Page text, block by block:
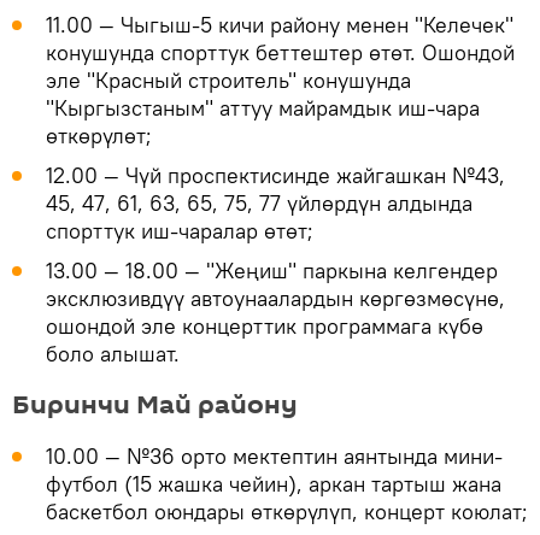
11.00 — Чыгыш-5 кичи району менен "Келечек"
конушунда спорттук беттештер өтөт. Ошондой
эле "Красный строитель" конушунда
"Кыргызстаным" аттуу майрамдык иш-чара
өткөрүлөт;
12.00 — Чүй проспектисинде жайгашкан №43,
45, 47, 61, 63, 65, 75, 77 үйлөрдүн алдында
спорттук иш-чаралар өтөт;
13.00 — 18.00 — "Жеңиш" паркына келгендер
эксклюзивдүү автоунаалардын көргөзмөсүнө,
ошондой эле концерттик программага күбө
боло алышат.
Биринчи Май району
10.00 — №36 орто мектептин аянтында мини-
футбол (15 жашка чейин), аркан тартыш жана
баскетбол оюндары өткөрүлүп, концерт коюлат;